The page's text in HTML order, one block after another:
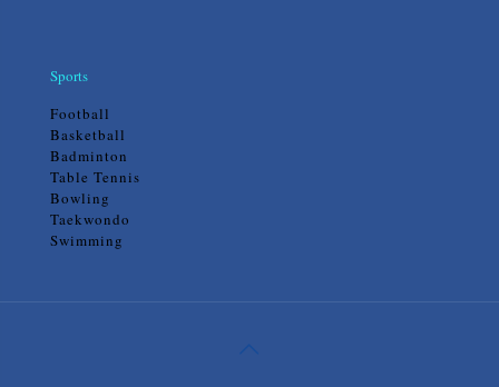
Sports
Football
Basketball
Badminton
Table Tennis
Bowling
Taekwondo
Swimming